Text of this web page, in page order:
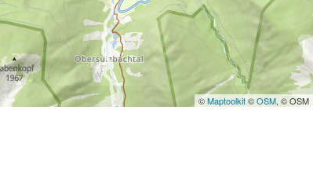
©Maptoolkit©OSM, © OSM